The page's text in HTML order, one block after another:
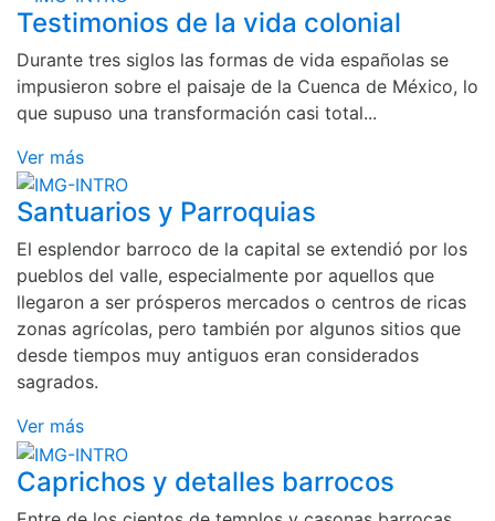
Testimonios de la vida colonial
Durante tres siglos las formas de vida españolas se
impusieron sobre el paisaje de la Cuenca de México, lo
que supuso una transformación casi total...
Ver más
Santuarios y Parroquias
El esplendor barroco de la capital se extendió por los
pueblos del valle, especialmente por aquellos que
llegaron a ser prósperos mercados o centros de ricas
zonas agrícolas, pero también por algunos sitios que
desde tiempos muy antiguos eran considerados
sagrados.
Ver más
Caprichos y detalles barrocos